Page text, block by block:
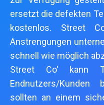
ersetzt die defekten
kostenlos. Street
Anstrengungen
schnell wie möglich
Street Co' kann
Endnutzers/Kunden
sollten an einem